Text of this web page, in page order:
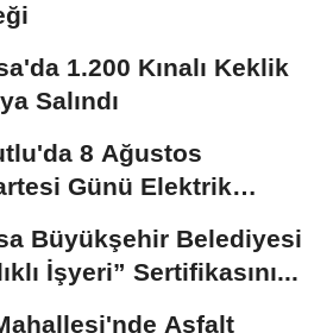
1.200 Kınalı Keklik
Salındı
8 Ağustos
Günü Elektrik
Büyükşehir Belediyesi
İşyeri” Sertifikasını...
Asfalt